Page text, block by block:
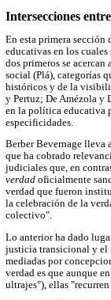
Intersecciones
En esta primera
educativas en los cuales
dos primeros se
social (Plá), categorías
históricos y de la
y Pertuz; De Amézola y
en la política educativa
especificidades.
Berber Bevernage lleva
que ha cobrado
judiciales que, en
verdad oficialmente
verdad que fueron
la celebración de la
colectivo".
Lo anterior ha dado
justicia transicional y el
mediadas por
verdad es que aunque
ultrajes"), ellas